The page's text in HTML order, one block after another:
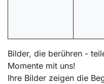
Bilder, die berühren -
Momente mit uns!
Ihre Bilder zeigen die